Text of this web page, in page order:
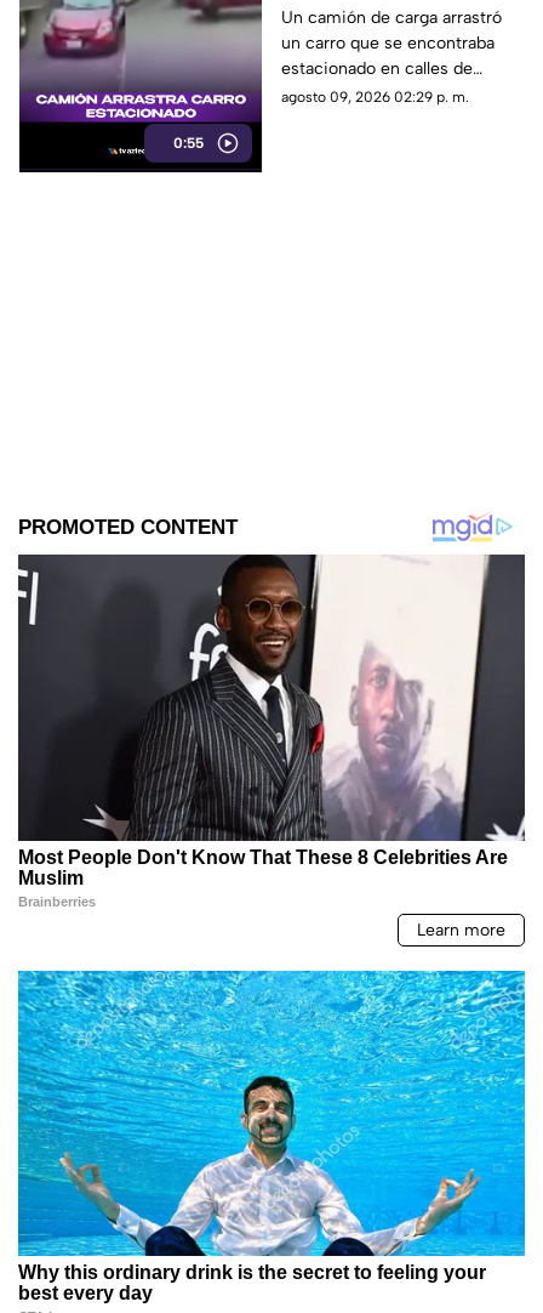
0:55
arrastrando un carro
estacionado por media
cuadra
Un camión de carga arrastró
un carro que se encontraba
estacionado en calles de
Uruapan, Michoacán
agosto 09, 2026 02:29 p. m.